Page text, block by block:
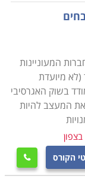
של לקוחות
של כל ארגון
של הארגון.
בחברות, בעלי
את עצמו
בין מוסד אחד
החדש, טיפול
על פי יעדים,
שכנועית,
המעוניינות
מיועדת
בשוק האגרסיבי
המעצב להיות
הקורס 